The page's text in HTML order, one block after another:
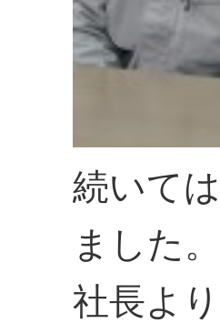
続いて
ました。
社長よ